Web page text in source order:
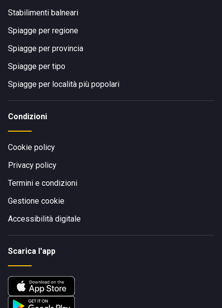
Stabilimenti balneari
Spiagge per regione
Spiagge per provincia
Spiagge per tipo
Spiagge per località più popolari
Condizioni
Cookie policy
Privacy policy
Termini e condizioni
Gestione cookie
Accessibilità digitale
Scarica l'app